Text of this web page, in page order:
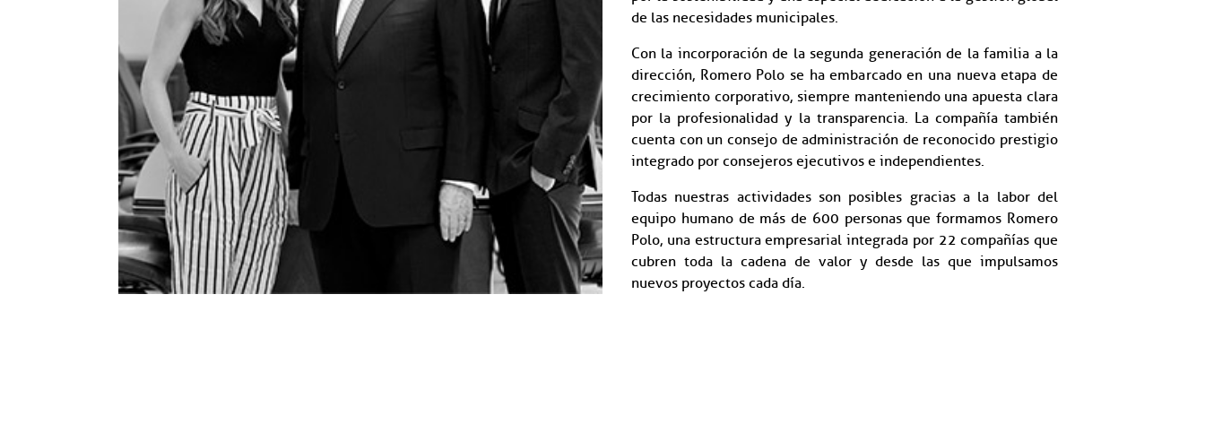
de las necesidades municipales.
Con la incorporación de la segunda generación de la familia a la
dirección, Romero Polo se ha embarcado en una nueva etapa de
crecimiento corporativo, siempre manteniendo una apuesta clara
por la profesionalidad y la transparencia. La compañía también
cuenta con un consejo de administración de reconocido prestigio
integrado por consejeros ejecutivos e independientes.
Todas nuestras actividades son posibles gracias a la labor del
equipo humano de más de 600 personas que formamos Romero
Polo, una estructura empresarial integrada por 22 compañías que
cubren toda la cadena de valor y desde las que impulsamos
nuevos proyectos cada día.